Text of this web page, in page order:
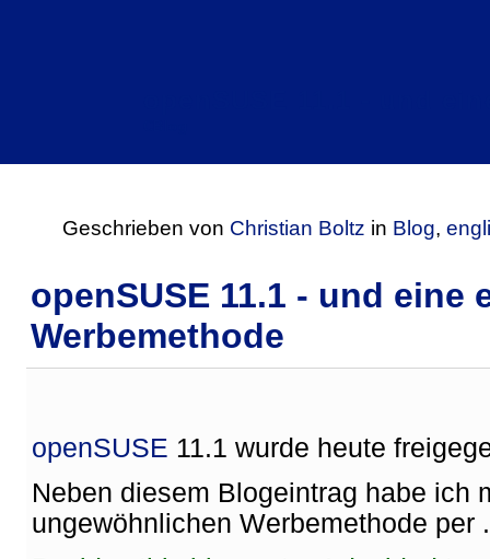
Geschrieben von Christian Boltz in Blog,
openSUSE 11.1 - und eine
Werbemethode
openSUSE 11.1 wurde heute
Neben diesem Blogeintrag habe ich
ungewöhnlichen Werbemethode per